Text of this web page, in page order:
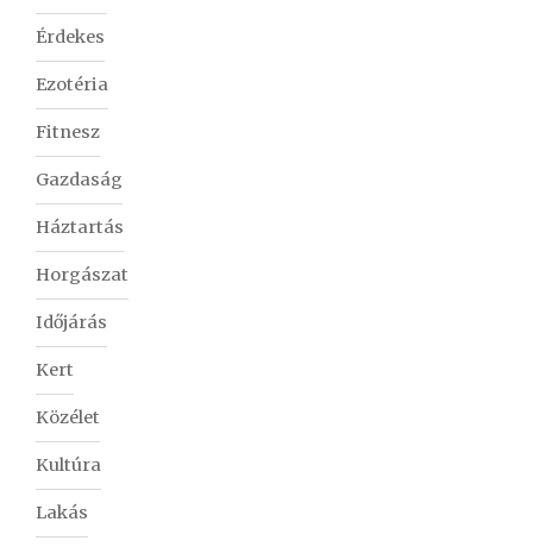
Érdekes
Ezotéria
Fitnesz
Gazdaság
Háztartás
Horgászat
Időjárás
Kert
Közélet
Kultúra
Lakás